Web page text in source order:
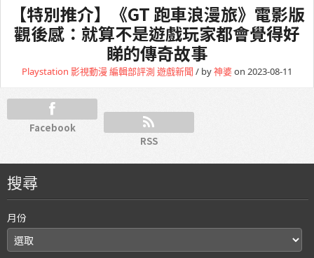
【特別推介】《GT 跑車浪漫旅》電影版
觀後感：就算不是遊戲玩家都會覺得好
睇的傳奇故事
Playstation 影視動漫 編輯部評測 遊戲新聞 / by神婆on 2023-08-11
Facebook
RSS
搜尋
月份